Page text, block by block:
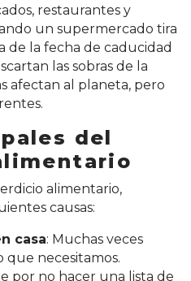
restaurantes y
un supermercado tira
de la fecha de caducidad
las sobras de la
afectan al planeta, pero
del
alimentario,
causas:
casa: Muchas veces
que necesitamos.
por no hacer una lista de